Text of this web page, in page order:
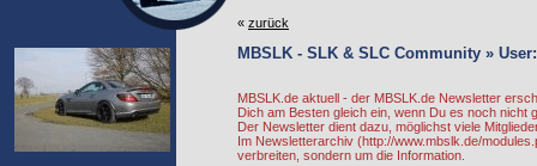
« zurück
MBSLK - SLK & SLC Community »
MBSLK.de aktuell - der MBSLK.de Newsletter
Dich am Besten gleich ein, wenn Du es noch
Der Newsletter dient dazu, möglichst viele
Im Newsletterarchiv (http://www.mbslk.de/
verbreiten, sondern um die Information.